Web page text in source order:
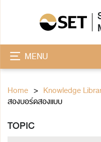
MENU
Home Knowledge
สองบอร์ดสองแบบ
TOPIC